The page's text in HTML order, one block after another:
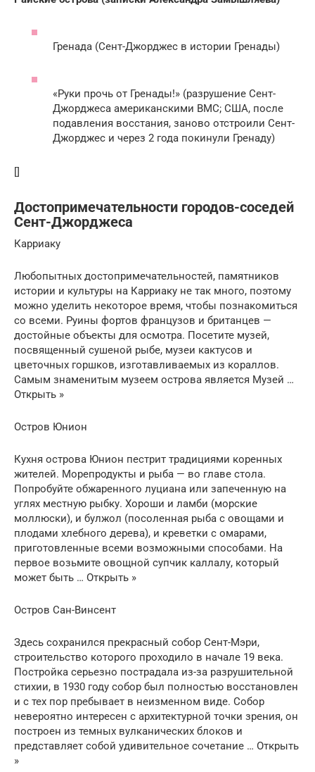
Гренада (Сент-Джорджес в истории Гренады)
«Руки прочь от Гренады!» (разрушение Сент-
Джорджеса американскими ВМС; США, после
подавления восстания, заново отстроили Сент-
Джорджес и через 2 года покинули Гренаду)
[]
Достопримечательности городов-соседей
Сент-Джорджеса
Карриаку
Любопытных достопримечательностей, памятников
истории и культуры на Карриаку не так много, поэтому
можно уделить некоторое время, чтобы познакомиться
со всеми. Руины фортов французов и британцев —
достойные объекты для осмотра. Посетите музей,
посвященный сушеной рыбе, музеи кактусов и
цветочных горшков, изготавливаемых из кораллов.
Самым знаменитым музеем острова является Музей …
Открыть »
Остров Юнион
Кухня острова Юнион пестрит традициями коренных
жителей. Морепродукты и рыба — во главе стола.
Попробуйте обжаренного луциана или запеченную на
углях местную рыбку. Хороши и ламби (морские
моллюски), и булжол (посоленная рыба с овощами и
плодами хлебного дерева), и креветки с омарами,
приготовленные всеми возможными способами. На
первое возьмите овощной супчик каллалу, который
может быть … Открыть »
Остров Сан-Винсент
Здесь сохранился прекрасный собор Cент-Мэри,
строительство которого проходило в начале 19 века.
Постройка серьезно пострадала из-за разрушительной
стихии, в 1930 году собор был полностью восстановлен
и с тех пор пребывает в неизменном виде. Собор
невероятно интересен с архитектурной точки зрения, он
построен из темных вулканических блоков и
представляет собой удивительное сочетание … Открыть
»